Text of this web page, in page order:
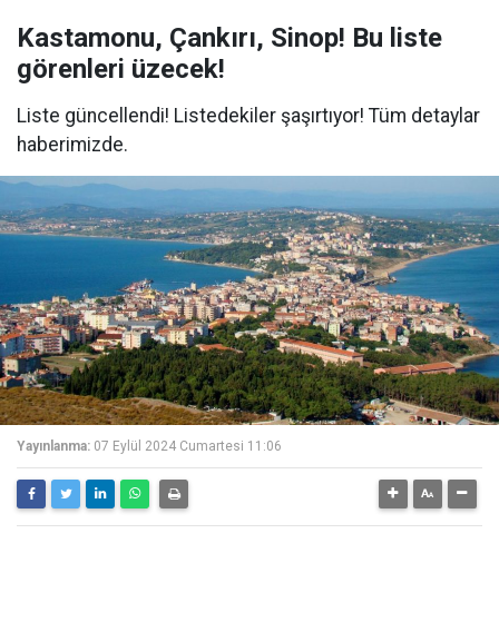
Kastamonu, Çankırı, Sinop! Bu liste
görenleri üzecek!
Liste güncellendi! Listedekiler şaşırtıyor! Tüm detaylar
haberimizde.
Yayınlanma: 07 Eylül 2024 Cumartesi 11:06